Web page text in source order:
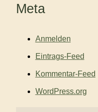
Meta
Anmelden
Eintrags-Feed
Kommentar-Feed
WordPress.org